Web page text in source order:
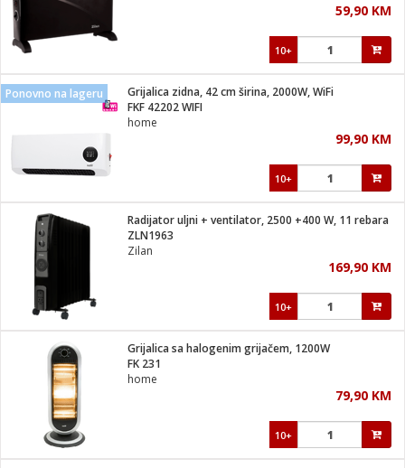
59,90 KM
10+
Ponovno na lageru
Grijalica zidna, 42 cm širina, 2000W, WiFi
FKF 42202 WIFI
home
99,90 KM
10+
Radijator uljni + ventilator, 2500 +400 W, 11 rebara
ZLN1963
Zilan
169,90 KM
10+
Grijalica sa halogenim grijačem, 1200W
FK 231
home
79,90 KM
10+